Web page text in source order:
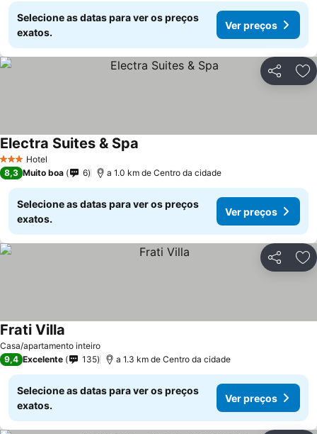
Selecione as datas para ver os preços
exatos.
Ver preços
Partilhar
3 EstrelasHotel
Electra Suites & Spa
8,3 Muito boa 6 a 1.0 km de Centro da cidade
Selecione as datas para ver os preços
exatos.
Ver preços
Partilhar
Casa/apartamento inteiro
Frati Villa
9,4 Excelente 135 a 1.3 km de Centro da cidade
Selecione as datas para ver os preços
exatos.
Ver preços